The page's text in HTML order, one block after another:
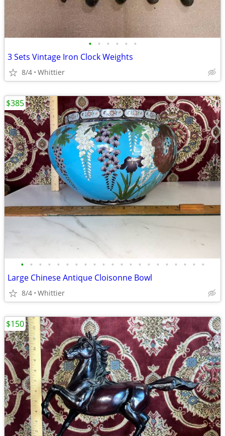
• • • • • •
3 Sets Vintage Iron Clock Weights
8/4 Whittier
• • • • • • • • • • • • • • • • • • • • •
Large Chinese Antique Cloisonne Bowl
8/4 Whittier
$385
$150